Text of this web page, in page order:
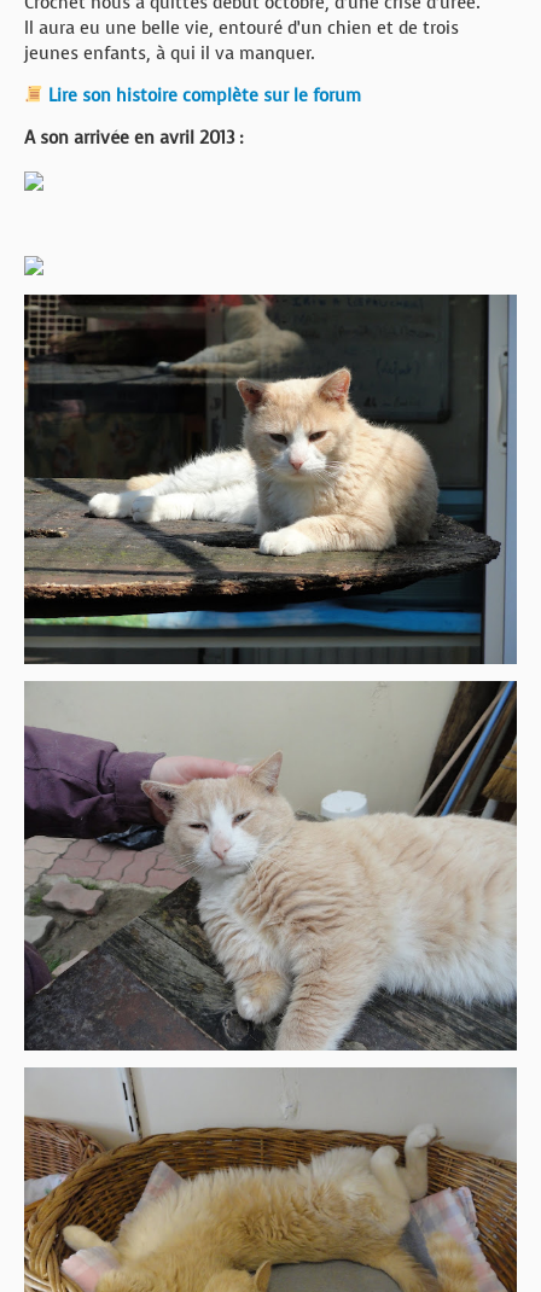
Il aura eu une belle vie, entouré d’un chien et de trois
jeunes enfants, à qui il va manquer.
Lire son histoire complète sur le forum
A son arrivée en avril 2013 :